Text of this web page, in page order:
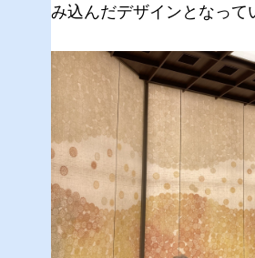
み込んだデザインとなって